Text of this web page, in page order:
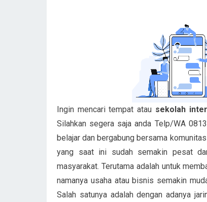
Ingin mencari tempat atau sekolah
Silahkan segera saja anda Telp/WA
belajar dan bergabung bersama
yang saat ini sudah semakin pesat
masyarakat. Terutama adalah untuk
namanya usaha atau bisnis semakin
Salah satunya adalah dengan adanya